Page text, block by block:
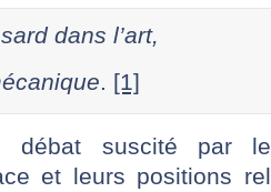
dans l’art,
. [1]
débat suscité par
et leurs positions